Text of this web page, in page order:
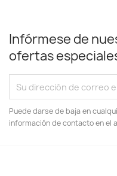
Infórmese de
ofertas
Puede darse de baja en
información de contacto en el